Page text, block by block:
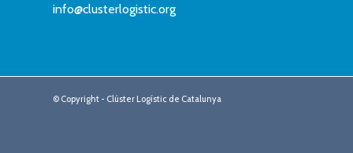
info@clusterlogistic.org
© Copyright - Clúster Logístic de Catalunya